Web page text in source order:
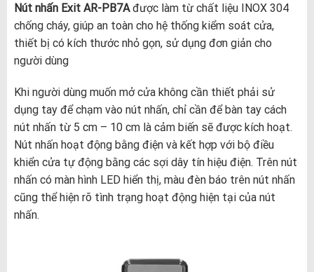
Nút nhấn Exit AR-PB7Ađược làm từ chất liệu INOX 304
chống cháy, giúp an toàn cho hệ thống kiểm soát cửa,
thiết bị có kích thước nhỏ gọn, sử dụng đơn giản cho
người dùng
Khi người dùng muốn mở cửa không cần thiết phải sử
dụng tay để chạm vào nút nhấn, chỉ cần để bàn tay cách
nút nhấn từ 5 cm – 10 cm là cảm biến sẽ được kích hoạt.
Nút nhấn hoạt động bằng điện và kết hợp với bộ điều
khiển cửa tự động bằng các sợi dây tín hiệu điện. Trên nút
nhấn có màn hình LED hiển thị, màu đèn báo trên nút nhấn
cũng thể hiện rõ tình trạng hoạt động hiện tại của nút
nhấn.